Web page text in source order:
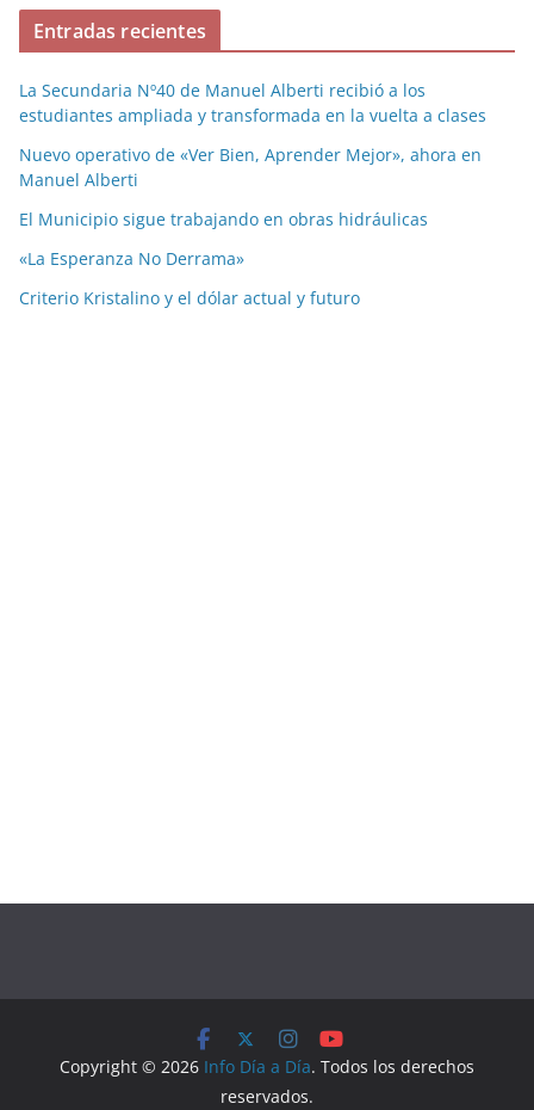
Entradas recientes
La Secundaria Nº40 de Manuel Alberti recibió a los
estudiantes ampliada y transformada en la vuelta a clases
Nuevo operativo de «Ver Bien, Aprender Mejor», ahora en
Manuel Alberti
El Municipio sigue trabajando en obras hidráulicas
«La Esperanza No Derrama»
Criterio Kristalino y el dólar actual y futuro
Copyright © 2026 Info Día a Día. Todos los derechos
reservados.